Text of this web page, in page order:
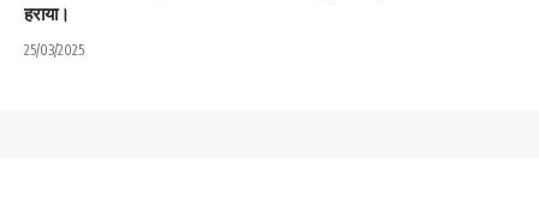
हराया।
25/03/2025